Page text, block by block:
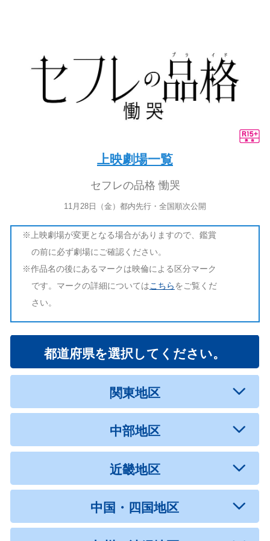
上映劇場一覧
セフレの品格 慟哭
11月28日（金）都内先行・全国順次公開
※上映劇場が変更となる場合がありますので、鑑賞
の前に必ず劇場にご確認ください。
※作品名の後にあるマークは映倫による区分マーク
です。マークの詳細についてはこちらをご覧くだ
さい。
都道府県を選択してください。
関東地区
中部地区
近畿地区
中国・四国地区